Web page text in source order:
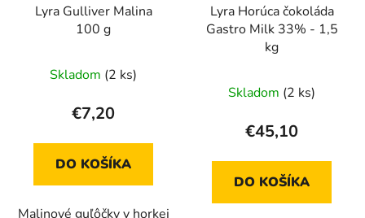
Lyra Gulliver Malina
100 g
Skladom (2 ks)
€7,20
DO KOŠÍKA
Malinové guľôčky v horkej
Lyra Horúca čokoláda
Gastro Milk 33% - 1,5
kg
Skladom (2 ks)
€45,10
DO KOŠÍKA